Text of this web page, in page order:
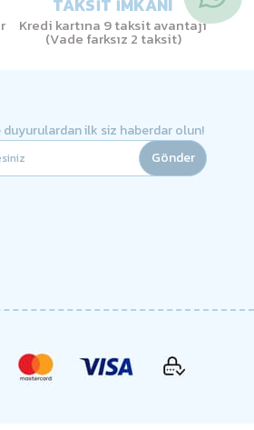
TAKSİT İMKANI
Kredi kartına 9 taksit avantajı
(Vade farksız 2 taksit)
duyurulardan ilk siz haberdar olun!
Gönder